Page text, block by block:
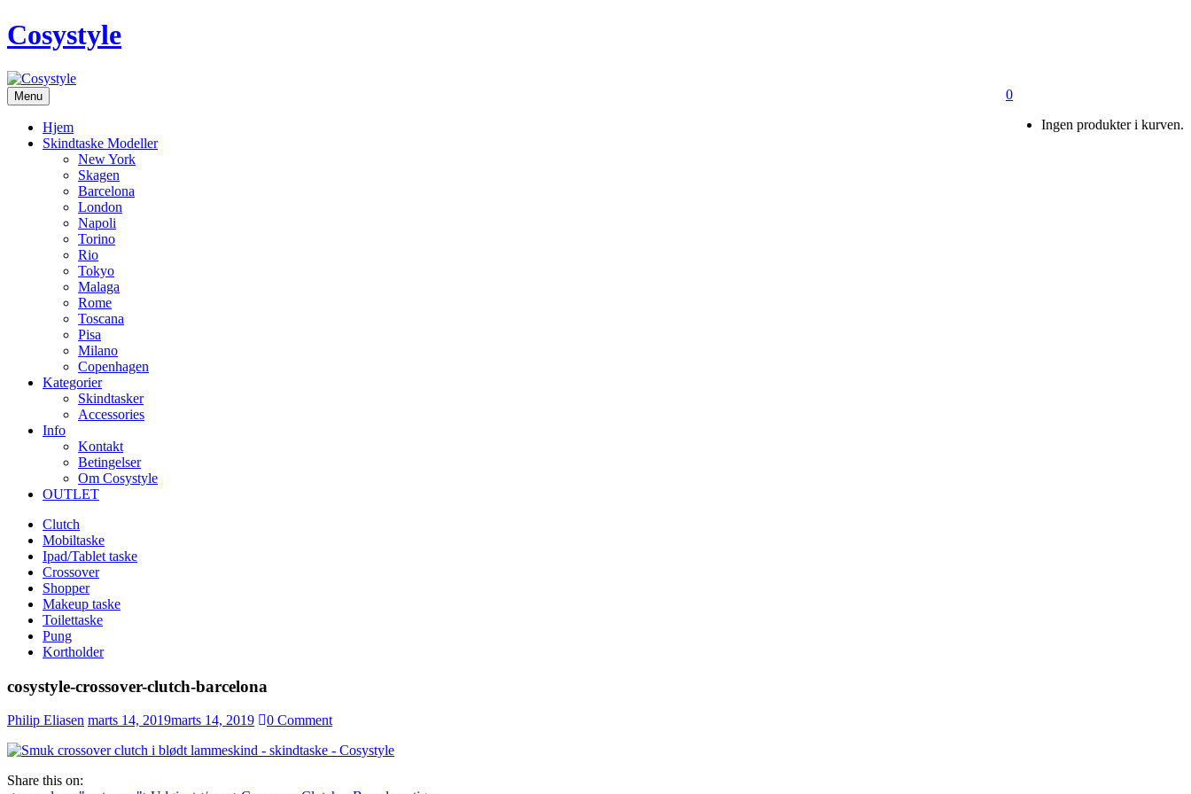
Cosystyle
0
Ingen produkter i kurven.
Menu
Hjem
Skindtaske Modeller
New York
Skagen
Barcelona
London
Napoli
Torino
Rio
Tokyo
Malaga
Rome
Toscana
Pisa
Milano
Copenhagen
Kategorier
Skindtasker
Accessories
Info
Kontakt
Betingelser
Om Cosystyle
OUTLET
Clutch
Mobiltaske
Ipad/Tablet taske
Crossover
Shopper
Makeup taske
Toilettaske
Pung
Kortholder
cosystyle-crossover-clutch-barcelona
Philip Eliasen Udgivet
marts 14, 2019marts 14, 2019 0 Comment
Share this on: